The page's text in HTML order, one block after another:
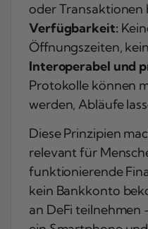
oder Transaktionen
Verfügbarkeit:
Öffnungszeiten,
Interoperabel und
Protokolle können
werden, Abläufe
Diese Prinzipien
relevant für
funktionierende
kein Bankkonto
an DeFi teilnehmen